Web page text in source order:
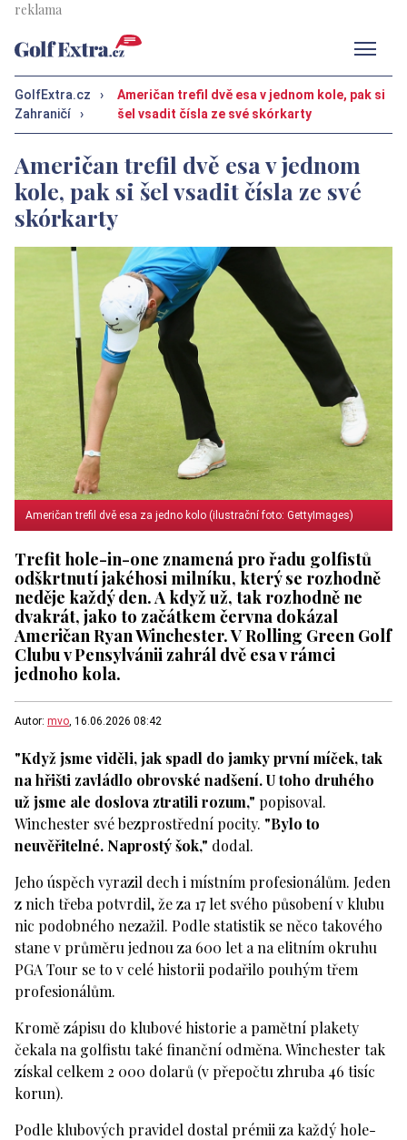
GolfExtra.cz
›
Zahraničí
›
Američan trefil dvě esa v jednom kole, pak si
šel vsadit čísla ze své skórkarty
Američan trefil dvě esa v jednom
kole, pak si šel vsadit čísla ze své
skórkarty
Američan trefil dvě esa za jedno kolo (ilustrační foto: GettyImages)
Trefit hole-in-one znamená pro řadu golfistů
odškrtnutí jakéhosi milníku, který se rozhodně
neděje každý den. A když už, tak rozhodně ne
dvakrát, jako to začátkem června dokázal
Američan Ryan Winchester. V Rolling Green Golf
Clubu v Pensylvánii zahrál dvě esa v rámci
jednoho kola.
Autor: mvo , 16.06.2026 08:42
"Když jsme viděli, jak spadl do jamky první míček, tak
na hřišti zavládlo obrovské nadšení. U toho druhého
už jsme ale doslova ztratili rozum," popisoval.
Winchester své bezprostřední pocity. "Bylo to
neuvěřitelné. Naprostý šok," dodal.
Jeho úspěch vyrazil dech i místním profesionálům. Jeden
z nich třeba potvrdil, že za 17 let svého působení v klubu
nic podobného nezažil. Podle statistik se něco takového
stane v průměru jednou za 600 let a na elitním okruhu
PGA Tour se to v celé historii podařilo pouhým třem
profesionálům.
Kromě zápisu do klubové historie a pamětní plakety
čekala na golfistu také finanční odměna. Winchester tak
získal celkem 2 000 dolarů (v přepočtu zhruba 46 tisíc
korun).
Podle klubových pravidel dostal prémii za každý hole-